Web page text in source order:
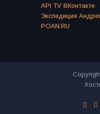
API TV ВКонтакте
Экспедиция
POAN.RU